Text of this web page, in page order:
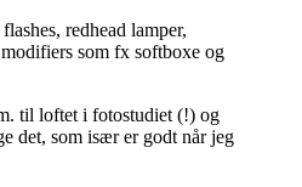
redhead lamper,
som fx softboxe og
til loftet i fotostudiet (!) og
det, som især er godt når jeg